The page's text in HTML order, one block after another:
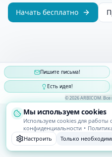
Начать бесплатно
Пишите письма!
Есть идея!
© 2026ARBICOM
Мы используем cookies
Используем cookies для работы
конфиденциальности •
Настроить
Только